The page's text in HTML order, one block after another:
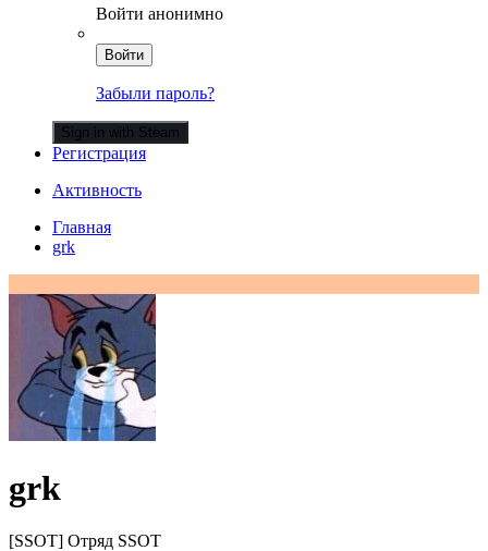
Войти анонимно
Войти
Забыли пароль?
Sign in with Steam
Регистрация
Активность
Главная
grk
grk
[SSOT] Отряд SSOT